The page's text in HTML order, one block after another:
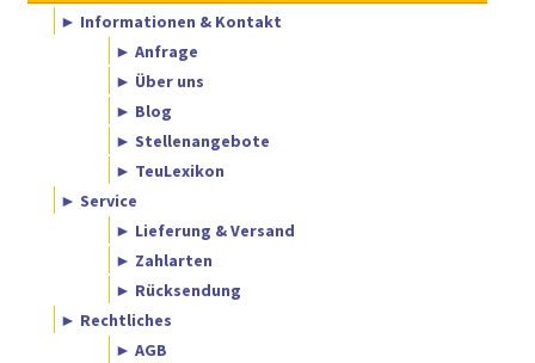
► Informationen & Kontakt
► Anfrage
► Über uns
► Blog
► Stellenangebote
► TeuLexikon
► Service
► Lieferung & Versand
► Zahlarten
► Rücksendung
► Rechtliches
► AGB